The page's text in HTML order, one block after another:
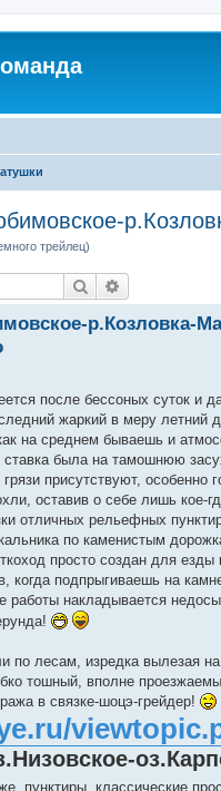
трейлец)
Поиск
р.Козловка-
после бессоных суток
жаркий в меру летний
на среднем бываешь и
ставка была на тамошнюю
присутствуют,
оставив о себе лишь
отличных рельефных
по каменистым
просто создан для
когда подпрыгиваешь на
работы накладывается
по лесам, изредка вылезая
тошный, вполне
в связке-шоцэ-грейдер!
пунктиры, классические